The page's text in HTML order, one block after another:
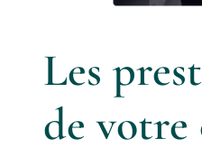
Les
de